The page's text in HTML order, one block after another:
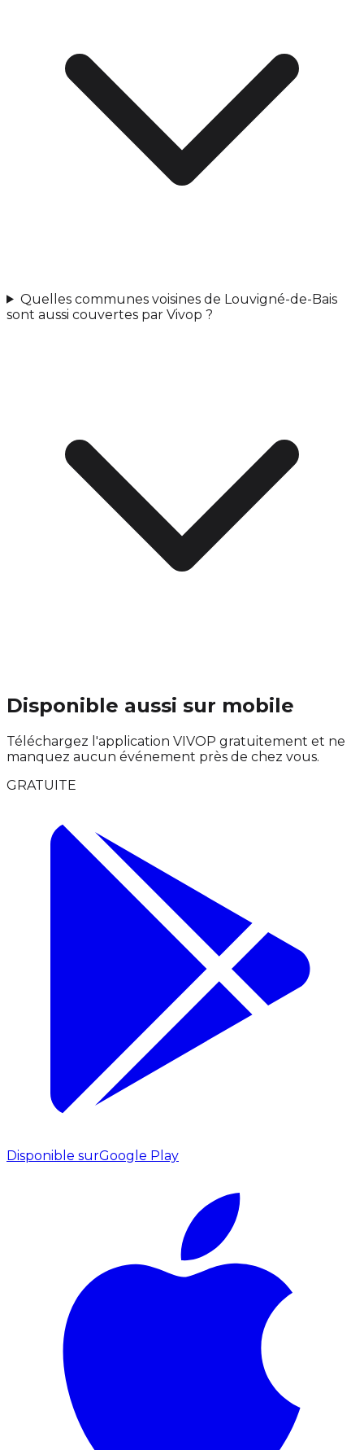
Quelles communes voisines de Louvigné-de-Bais
sont aussi couvertes par Vivop ?
Disponible aussi sur mobile
Téléchargez l'application VIVOP gratuitement et ne
manquez aucun événement près de chez vous.
GRATUITE
Disponible surGoogle Play